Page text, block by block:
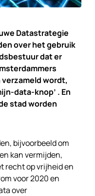
Datastrategie
over het gebruik
dat er
wordt,
data-knop’ . En
stad worden
bijvoorbeeld om
kan vermijden,
recht op vrijheid en
voor 2020 en
over